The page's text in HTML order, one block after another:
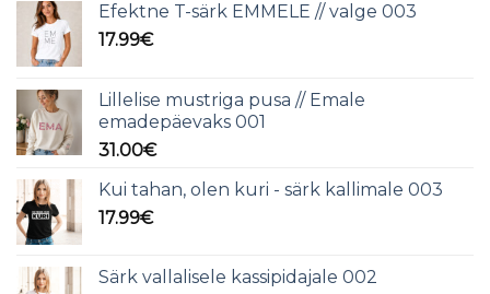
Efektne T-särk EMMELE // valge 003
17.99€
Lillelise mustriga pusa // Emale
emadepäevaks 001
31.00€
Kui tahan, olen kuri - särk kallimale 003
17.99€
Särk vallalisele kassipidajale 002